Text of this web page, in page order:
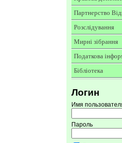
Партнерство
Розслідування
Мирні зібрання
Податкова
Бібліотека
Логин
Имя
Пароль